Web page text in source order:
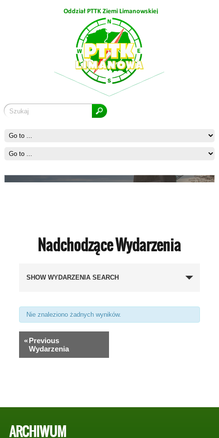
Nadchodzące Wydarzenia
Search
Views
Navigation
SHOW WYDARZENIA SEARCH
Nie znaleziono żadnych wyników.
«Previous
Wydarzenia
ARCHIWUM